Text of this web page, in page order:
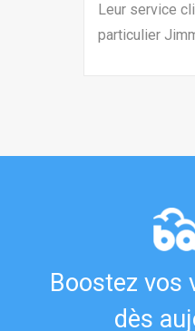
Leur service
particulier
Boostez vos
dès